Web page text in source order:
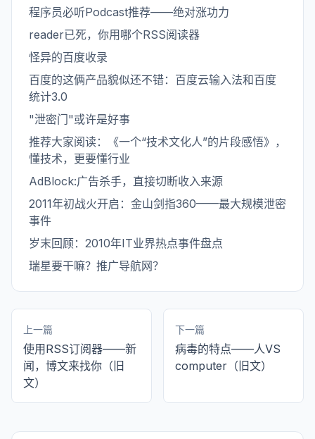
程序员必听Podcast推荐——绝对涨功力
reader已死，你用哪个RSS阅读器
怪异的百度收录
百度的这俩产品貌似还不错：百度云输入法和百度
统计3.0
"泄密门"或许是好事
推荐大家阅读：《一个“技术文化人”的片段感悟》，
懂技术，更要懂行业
AdBlock:广告杀手，直接切断收入来源
2011年初战火开启：金山剑指360——最大规模泄密
事件
岁末回顾：2010年IT业界热点事件盘点
瑞星要干嘛？推广导航网？
上一篇
使用RSS订阅器——新
闻，博文来找你（旧
文）
下一篇
病毒的特点——人VS
computer（旧文）